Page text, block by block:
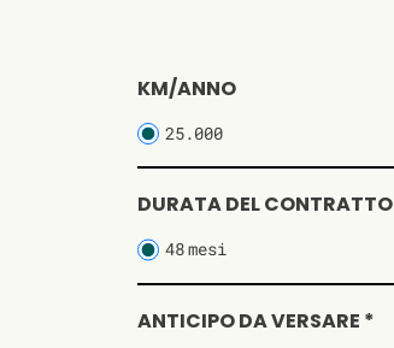
KM/ANNO
25.000
DURATA DEL CONTRATTO
48mesi
ANTICIPO DA VERSARE *